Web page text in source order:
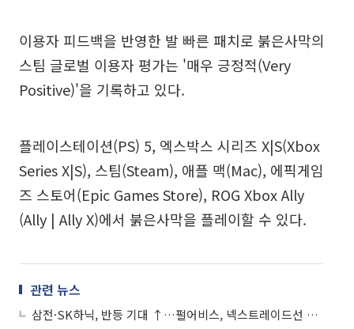
이용자 피드백을 반영한 발 빠른 패치로 붉은사막의
스팀 글로벌 이용자 평가는 '매우 긍정적(Very
Positive)'을 기록하고 있다.
플레이스테이션(PS) 5, 엑스박스 시리즈 X|S(Xbox
Series X|S), 스팀(Steam), 애플 맥(Mac), 에픽게임
즈 스토어(Epic Games Store), ROG Xbox Ally
(Ally | Ally X)에서 붉은사막을 플레이할 수 있다.
관련 뉴스
삼전·SK하닉, 반등 기대 ↑…펄어비스, 넥스트레이드선 약세 전환